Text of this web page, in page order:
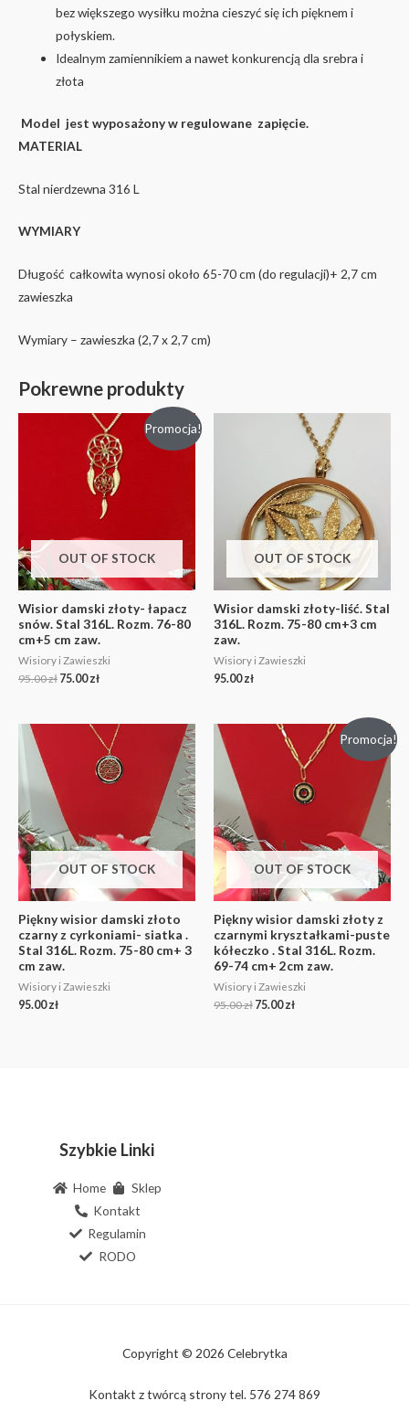
bez większego wysiłku można cieszyć się ich pięknem i
połyskiem.
Idealnym zamiennikiem a nawet konkurencją dla srebra i
złota
Model jest wyposażony w regulowane zapięcie.
MATERIAL
Stal nierdzewna 316 L
WYMIARY
Długość całkowita wynosi około 65-70 cm (do regulacji)+ 2,7 cm
zawieszka
Wymiary – zawieszka (2,7 x 2,7 cm)
Pokrewne produkty
Promocja!
OUT OF STOCK
Wisior damski złoty- łapacz
snów. Stal 316L. Rozm. 76-80
cm+5 cm zaw.
Wisiory i Zawieszki
95.00zł 75.00zł
OUT OF STOCK
Wisior damski złoty-liść. Stal
316L. Rozm. 75-80 cm+3 cm
zaw.
Wisiory i Zawieszki
95.00zł
OUT OF STOCK
Piękny wisior damski złoto
czarny z cyrkoniami- siatka .
Stal 316L. Rozm. 75-80 cm+ 3
cm zaw.
Wisiory i Zawieszki
95.00zł
Promocja!
OUT OF STOCK
Piękny wisior damski złoty z
czarnymi kryształkami-puste
kółeczko . Stal 316L. Rozm.
69-74 cm+ 2cm zaw.
Wisiory i Zawieszki
95.00zł 75.00zł
Szybkie Linki
Home
Sklep
Kontakt
Regulamin
RODO
Copyright © 2026 Celebrytka
Kontakt z twórcą strony tel. 576 274 869